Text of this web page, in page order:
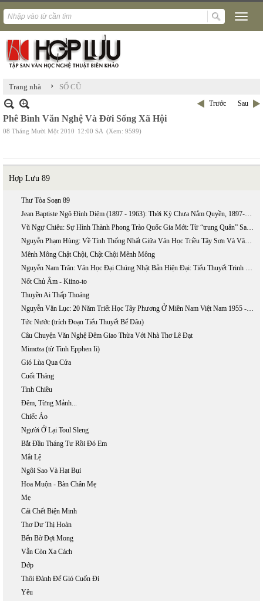
Trang nhà › SỐ CŨ
Trước Sau
Phê Bình Văn Nghệ Và Đời Sống Xã Hội
08 Tháng Mười Một 2010 12:00 SA (Xem: 9599)
Hợp Lưu 89
Thư Tòa Soạn 89
Jean Baptiste Ngô Đình Diệm (1897 - 1963): Thời Kỳ Chưa Nắm Quyền, 1897-1954 (phần 2)
Vũ Ngự Chiêu: Sự Hình Thành Phong Trào Quốc Gia Mới: Từ “trung Quân” Sang “ái Quốc”
Nguyễn Phạm Hùng: Về Tính Thống Nhất Giữa Văn Học Triều Tây Sơn Và Văn Học Triều Nguyễn
Mênh Mông Chật Chội, Chật Chội Mênh Mông
Nguyễn Nam Trân: Văn Học Đại Chúng Nhật Bản Hiện Đại: Tiểu Thuyết Trinh Thám Và Khoa Học Giả Tưởng
Nốt Chủ Âm - Kiino-to
Thuyền Ai Thấp Thoáng
Nguyễn Văn Lục: 20 Năm Triết Học Tây Phương Ở Miền Nam Việt Nam 1955 - 1975
Tức Nước (trích Đoạn Tiểu Thuyết Bể Dâu)
Câu Chuyện Văn Nghệ Đêm Giao Thừa Với Nhà Thơ Lê Đạt
Mimơza (từ Tình Epphen Ii)
Gió Lùa Qua Cửa
Cuối Tháng
Tình Chiều
Đêm, Từng Mảnh...
Chiếc Áo
Người Ở Lại Toul Sleng
Bắt Đầu Tháng Tư Rồi Đó Em
Mắt Lệ
Ngôi Sao Và Hạt Bụi
Hoa Muộn - Bàn Chân Mẹ
Mẹ
Cái Chết Biện Minh
Thơ Dư Thị Hoàn
Bến Bờ Đợi Mong
Vẫn Còn Xa Cách
Dớp
Thôi Đành Để Gió Cuốn Đi
Yêu